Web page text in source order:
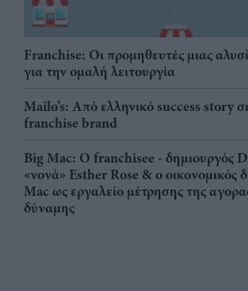
Franchise: Οι προμηθευτές μιας
για την ομαλή λειτουργία
Mailo’s: Από ελληνικό success story
franchise brand
Big Mac: Ο franchisee - δημιουργός
«νονά» Esther Rose & ο οικονομικός
Mac ως εργαλείο μέτρησης της
δύναμης